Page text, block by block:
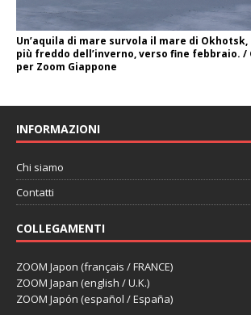
Un’aquila di mare survola il mare di
più freddo dell’inverno, verso fine febbraio. /
per Zoom Giappone
INFORMAZIONI
Chi siamo
Contatti
COLLEGAMENTI
ZOOM Japon (français / FRANCE)
ZOOM Japan (english / U.K.)
ZOOM Japón (español / España)